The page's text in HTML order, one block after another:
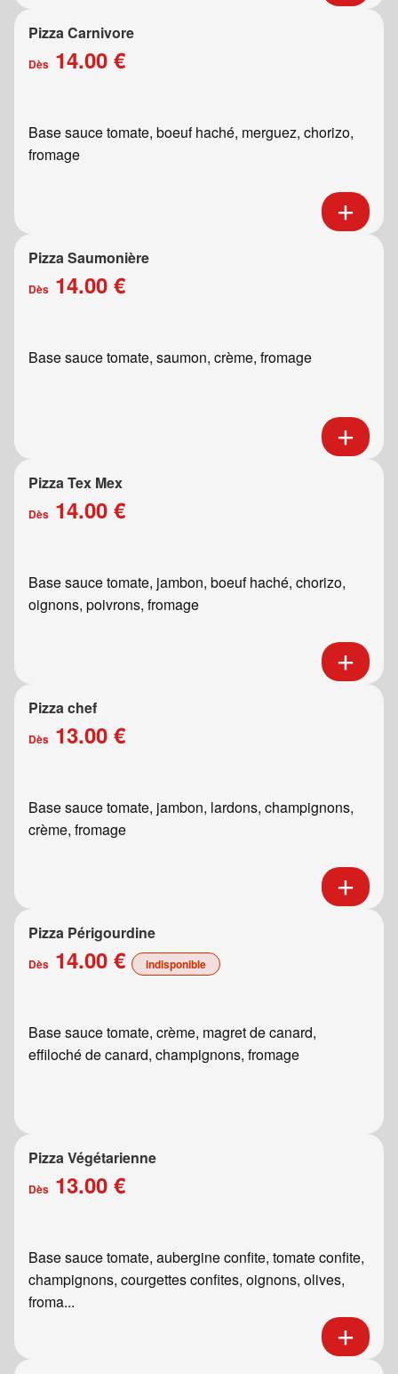
Pizza Carnivore
Dès 14.00 €
Base sauce tomate, boeuf haché, merguez, chorizo,
fromage
Pizza Saumonière
Dès 14.00 €
Base sauce tomate, saumon, crème, fromage
Pizza Tex Mex
Dès 14.00 €
Base sauce tomate, jambon, boeuf haché, chorizo,
oignons, poivrons, fromage
Pizza chef
Dès 13.00 €
Base sauce tomate, jambon, lardons, champignons,
crème, fromage
Pizza Périgourdine
Dès 14.00 € indisponible
Base sauce tomate, crème, magret de canard,
effiloché de canard, champignons, fromage
Pizza Végétarienne
Dès 13.00 €
Base sauce tomate, aubergine confite, tomate confite,
champignons, courgettes confites, oignons, olives,
froma...